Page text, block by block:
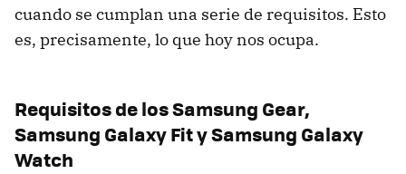
cuando se cumplan una serie de requisitos. Esto
es, precisamente, lo que hoy nos ocupa.
Requisitos de los Samsung Gear,
Samsung Galaxy Fit y Samsung Galaxy
Watch